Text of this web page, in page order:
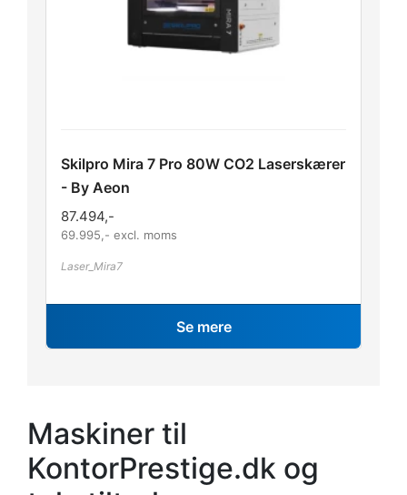
Skilpro Mira 7 Pro 80W CO2 Laserskærer
- By Aeon
87.494,-
69.995 ,- excl. moms
Laser_Mira7
Se mere
Maskiner til
KontorPrestige.dk og